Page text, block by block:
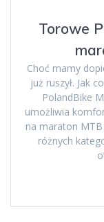
Torowe
Choć mamy
już ruszył. Jak
PolandBike
umożliwia
na maraton MTB
różnych